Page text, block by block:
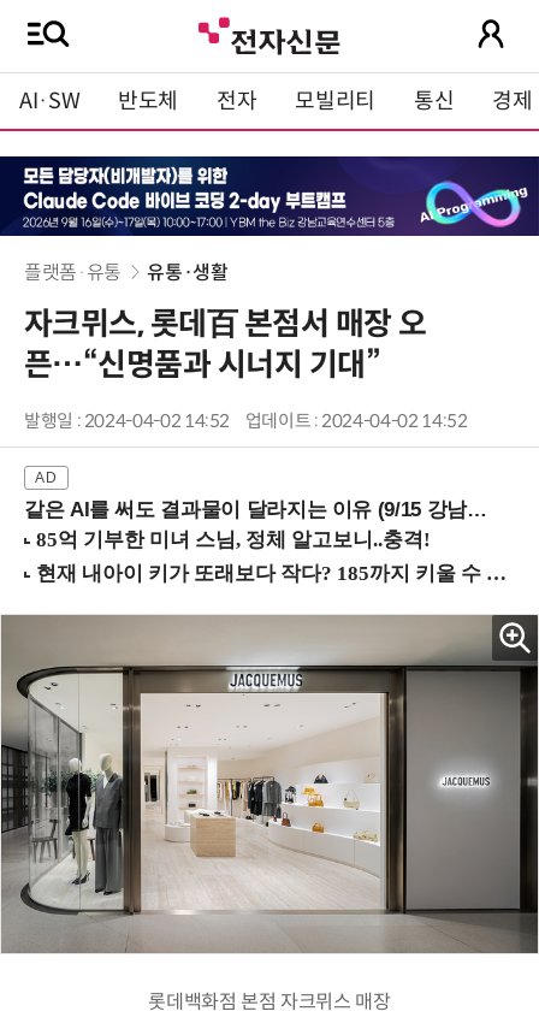
AI·SW 반도체 전자 모빌리티 통신 경제
플랫폼·유통 유통·생활
자크뮈스, 롯데百 본점서 매장 오
픈…“신명품과 시너지 기대”
발행일 : 2024-04-02 14:52 업데이트 : 2024-04-02 14:52
같은 AI를 써도 결과물이 달라지는 이유 (9/15 강남역)
롯데백화점 본점 자크뮈스 매장